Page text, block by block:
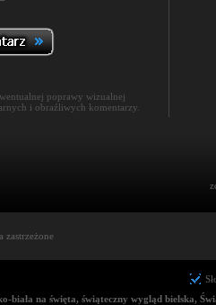
poprawy wizualnej
i obraźliwych komentarzy.
zastrzeżone
biała na święta, świąteczny wygląd bielska,